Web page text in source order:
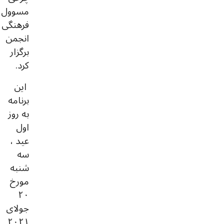
مسوول
فرهنگی
انجمن
برگزار
کرد.
این
برنامه
به روز
اول
عید ،
سه
شنبه
مورخ
۲۰
جولای